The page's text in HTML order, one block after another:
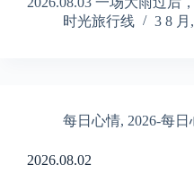
时光旅行线
3 8 月
每日心情, 2026-每日
2026.08.02